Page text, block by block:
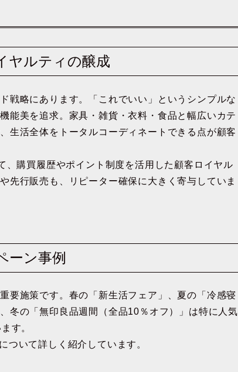
ヤルティの醸成
戦略にあります。「これでいい」というシンプルな
能美を追求。家具・雑貨・衣料・食品と幅広いカテ
生活全体をトータルコーディネートできる点が顧客
購買履歴やポイント制度を活用した顧客ロイヤル
先行販売も、リピーター確保に大きく寄与していま
ーン事例
要施策です。春の「新生活フェア」、夏の「冷感寝
冬の「無印良品週間（全品10％オフ）」は特に人気
す。
ついて詳しく紹介しています。